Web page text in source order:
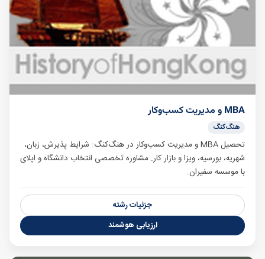
MBA و مدیریت کسب‌وکار
هنگ‌کنگ
تحصیل MBA و مدیریت کسب‌وکار در هنگ‌کنگ: شرایط پذیرش، زبان،
شهریه، بورسیه، ویزا و بازار کار. مشاوره تخصصی انتخاب دانشگاه و اپلای
با موسسه سفیران.
جزئیات رشته
ارزیابی هوشمند